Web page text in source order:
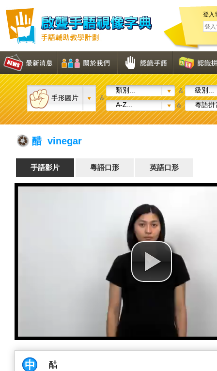
登入
手形圖片... &
類別... &
級別...
A-Z...
& 粵語拼
醋 vinegar
手語影片 粵語口形 英語口形
醋